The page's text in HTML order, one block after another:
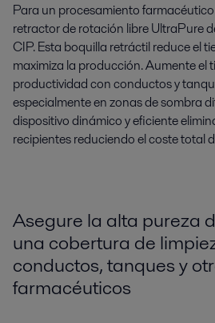
Para un procesamiento
retractor de rotación libre UltraPure
CIP. Esta boquilla retráctil reduce el
maximiza la producción. Aumente el
productividad con conductos y
especialmente en zonas de sombra
dispositivo dinámico y eficiente
recipientes reduciendo el coste total
Asegure la alta pureza
una cobertura de
conductos, tanques y
farmacéuticos